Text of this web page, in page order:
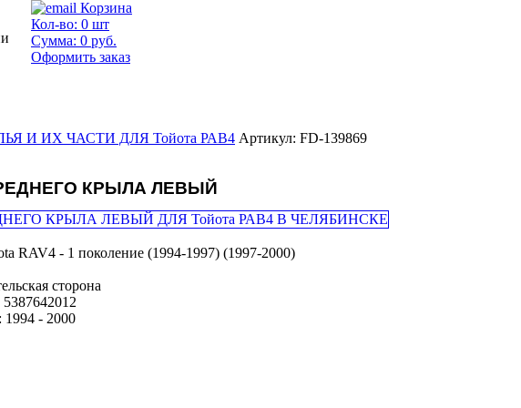
И ИХ ЧАСТИ ДЛЯ Тойота РАВ4 Артикул: FD-139869
КРЫЛА ЛЕВЫЙ
RAV4 - 1 поколение (1994-1997) (1997-2000)
сторона
5387642012
1994 - 2000
Корзина
Кол-во: 0 шт
Сумма: 0 руб.
Оформить заказ